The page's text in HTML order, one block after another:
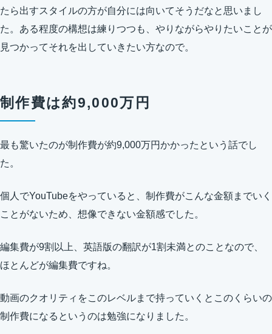
たら出すスタイルの方が自分には向いてそうだなと思いまし
た。ある程度の構想は練りつつも、やりながらやりたいことが
見つかってそれを出していきたい方なので。
制作費は約9,000万円
最も驚いたのが制作費が約9,000万円かかったという話でし
た。
個人でYouTubeをやっていると、制作費がこんな金額までいく
ことがないため、想像できない金額感でした。
編集費が9割以上、英語版の翻訳が1割未満とのことなので、
ほとんどが編集費ですね。
動画のクオリティをこのレベルまで持っていくとこのくらいの
制作費になるというのは勉強になりました。